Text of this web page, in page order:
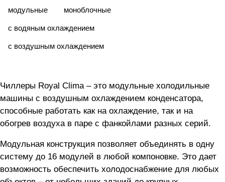
модульные моноблочные
с водяным охлаждением
с воздушным охлаждением
Чиллеры Royal Clima – это модульные холодильные
машины с воздушным охлаждением конденсатора,
способные работать как на охлаждение, так и на
обогрев воздуха в паре с фанкойлами разных серий.
Модульная конструкция позволяет объединять в одну
систему до 16 модулей в любой компоновке. Это дает
возможность обеспечить холодоснабжение для любых